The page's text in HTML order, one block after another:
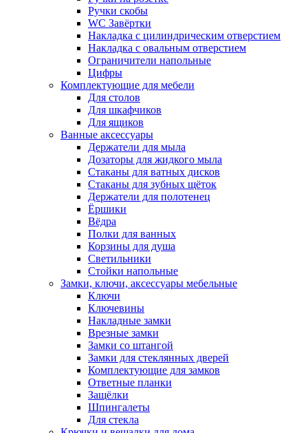
Ручки скобы
WC Завёртки
Накладка с цилиндрическим отверстием
Накладка с овальным отверстием
Ограничители напольные
Цифры
Комплектующие для мебели
Для столов
Для шкафчиков
Для ящиков
Ванные аксессуары
Держатели для мыла
Дозаторы для жидкого мыла
Стаканы для ватных дисков
Стаканы для зубных щёток
Держатели для полотенец
Ёршики
Вёдра
Полки для ванных
Корзины для душа
Светильники
Стойки напольные
Замки, ключи, аксессуары мебельные
Ключи
Ключевины
Накладные замки
Врезные замки
Замки со штангой
Замки для стеклянных дверей
Комплектующие для замков
Ответные планки
Защёлки
Шпингалеты
Для стекла